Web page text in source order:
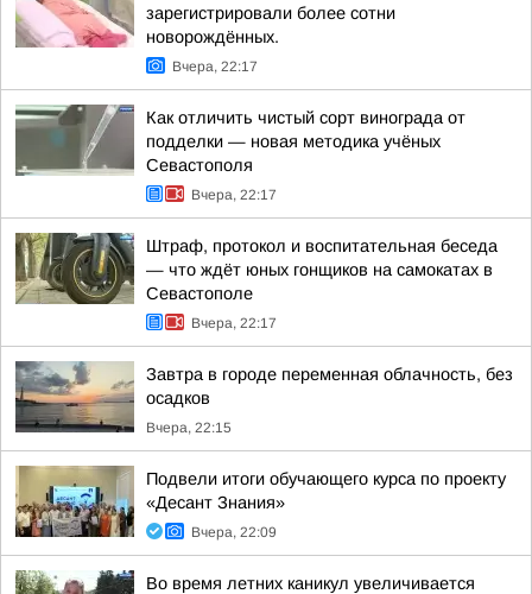
зарегистрировали более сотни
новорождённых.
Вчера, 22:17
Как отличить чистый сорт винограда от
подделки — новая методика учёных
Севастополя
Вчера, 22:17
Штраф, протокол и воспитательная беседа
— что ждёт юных гонщиков на самокатах в
Севастополе
Вчера, 22:17
Завтра в городе переменная облачность, без
осадков
Вчера, 22:15
Подвели итоги обучающего курса по проекту
«Десант Знания»
Вчера, 22:09
Во время летних каникул увеличивается